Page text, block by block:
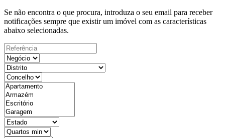
Se não encontra o que procura, introduza o seu email para receber
notificações sempre que existir um imóvel com as características
abaixo selecionadas.